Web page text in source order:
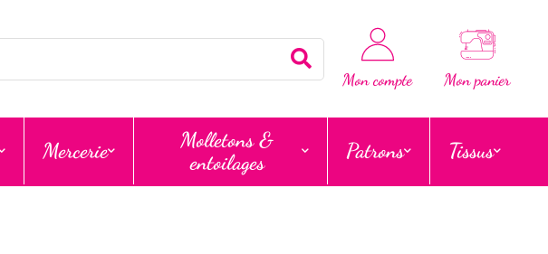
Rechercher
Mon compte Mon panier
Mercerie
Molletons &
entoilages
Patrons Tissus